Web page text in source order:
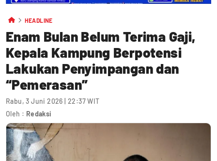
HEADLINE
Enam Bulan Belum Terima Gaji,
Kepala Kampung Berpotensi
Lakukan Penyimpangan dan
“Pemerasan”
Rabu, 3 Juni 2026 | 22:37 WIT
Oleh : Redaksi